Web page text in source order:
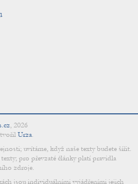
, 2026
Urza.
uvítáme, když naše texty budete šířit.
pro převzaté články platí pravidla
zdroje.
jsou individuálními vyjádřeními jejich